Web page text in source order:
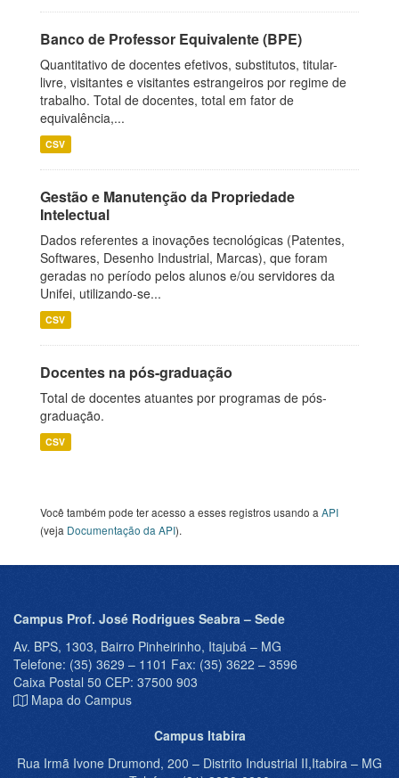
Banco de Professor Equivalente (BPE)
Quantitativo de docentes efetivos, substitutos, titular-
livre, visitantes e visitantes estrangeiros por regime de
trabalho. Total de docentes, total em fator de
equivalência,...
CSV
Gestão e Manutenção da Propriedade
Intelectual
Dados referentes a inovações tecnológicas (Patentes,
Softwares, Desenho Industrial, Marcas), que foram
geradas no período pelos alunos e/ou servidores da
Unifei, utilizando-se...
CSV
Docentes na pós-graduação
Total de docentes atuantes por programas de pós-
graduação.
CSV
Você também pode ter acesso a esses registros usando a API
(veja Documentação da API).
Campus Prof. José Rodrigues Seabra – Sede
Av. BPS, 1303, Bairro Pinheirinho, Itajubá – MG
Telefone: (35) 3629 – 1101 Fax: (35) 3622 – 3596
Caixa Postal 50 CEP: 37500 903
Mapa do Campus
Campus Itabira
Rua Irmã Ivone Drumond, 200 – Distrito Industrial II,Itabira – MG